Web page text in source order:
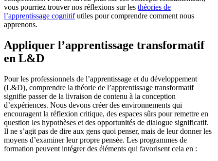
vous pourriez trouver nos réflexions sur les théories de
l’apprentissage cognitifutiles pour comprendre comment nous
apprenons.
Appliquer l’apprentissage transformatif
en L&D
Pour les professionnels de l’apprentissage et du développement
(L&D), comprendre la théorie de l’apprentissage transformatif
signifie passer de la livraison de contenu à la conception
d’expériences. Nous devons créer des environnements qui
encouragent la réflexion critique, des espaces sûrs pour remettre en
question les hypothèses et des opportunités de dialogue significatif.
Il ne s’agit pas de dire aux gens quoi penser, mais de leur donner les
moyens d’examiner leur propre pensée. Les programmes de
formation peuvent intégrer des éléments qui favorisent cela en :